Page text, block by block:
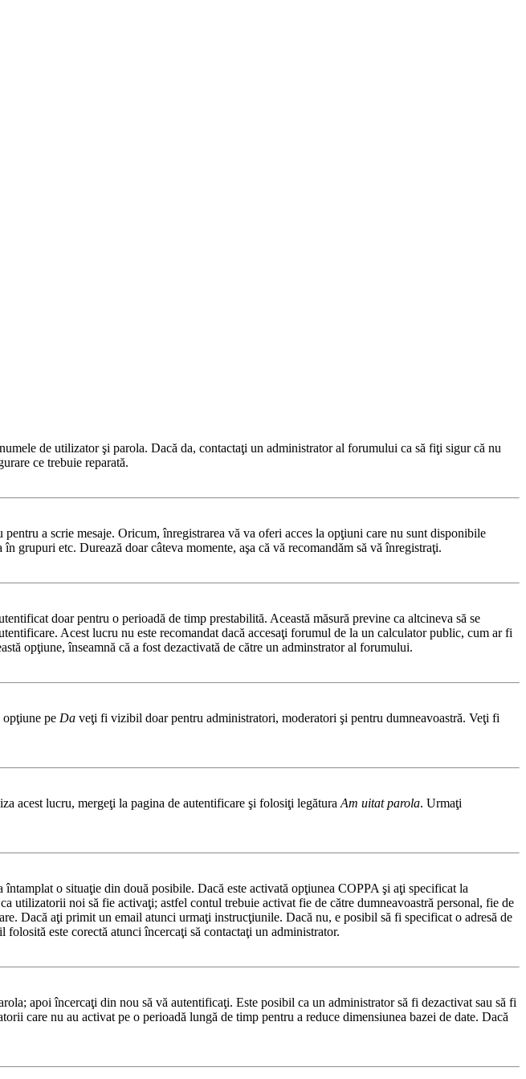
de utilizator şi parola. Dacă da, contactaţi un administrator al forumului ca să fiţi sigur că nu
ce trebuie reparată.
a scrie mesaje. Oricum, înregistrarea vă va oferi acces la opţiuni care nu sunt disponibile
etc. Durează doar câteva momente, aşa că vă recomandăm să vă înregistraţi.
doar pentru o perioadă de timp prestabilită. Această măsură previne ca altcineva să se
Acest lucru nu este recomandat dacă accesaţi forumul de la un calculator public, cum ar fi
opţiune, înseamnă că a fost dezactivată de către un adminstrator al forumului.
opţiune pe Da veţi fi vizibil doar pentru administratori, moderatori şi pentru dumneavoastră. Veţi fi
acest lucru, mergeţi la pagina de autentificare şi folosiţi legătura Am uitat parola. Urmaţi
o situaţie din două posibile. Dacă este activată opţiunea COPPA şi aţi specificat la
noi să fie activaţi; astfel contul trebuie activat fie de către dumneavoastră personal, fie de
Dacă aţi primit un email atunci urmaţi instrucţiunile. Dacă nu, e posibil să fi specificat o adresă de
este corectă atunci încercaţi să contactaţi un administrator.
apoi încercaţi din nou să vă autentificaţi. Este posibil ca un administrator să fi dezactivat sau să fi
care nu au activat pe o perioadă lungă de timp pentru a reduce dimensiunea bazei de date. Dacă